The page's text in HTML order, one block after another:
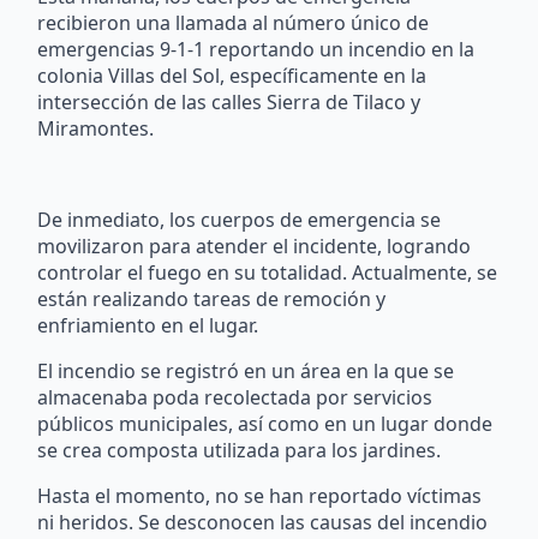
recibieron una llamada al número único de
emergencias 9-1-1 reportando un incendio en la
colonia Villas del Sol, específicamente en la
intersección de las calles Sierra de Tilaco y
Miramontes.
De inmediato, los cuerpos de emergencia se
movilizaron para atender el incidente, logrando
controlar el fuego en su totalidad. Actualmente, se
están realizando tareas de remoción y
enfriamiento en el lugar.
El incendio se registró en un área en la que se
almacenaba poda recolectada por servicios
públicos municipales, así como en un lugar donde
se crea composta utilizada para los jardines.
Hasta el momento, no se han reportado víctimas
ni heridos. Se desconocen las causas del incendio